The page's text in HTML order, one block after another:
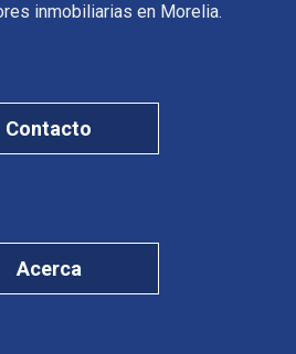
inmobiliarias en Morelia.